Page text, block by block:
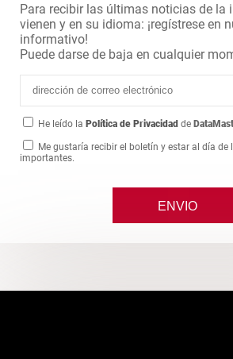
Para recibir las últimas noticias de la
vienen y en su idioma: ¡regístrese en
informativo!
Puede darse de baja en cualquier
He leído la Política de Privacidad de
Me gustaría recibir el boletín y estar al día de
importantes.